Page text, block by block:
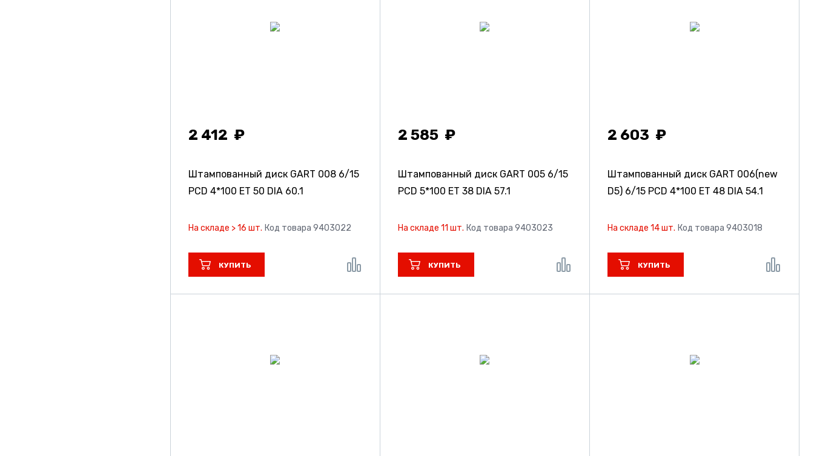
2 412
Штампованный диск GART 008 6/15
PCD 4*100 ET 50 DIA 60.1
На складе > 16 шт. Код товара 9403022
КУПИТЬ
2 585
Штампованный диск GART 005 6/15
PCD 5*100 ET 38 DIA 57.1
На складе 11 шт. Код товара 9403023
КУПИТЬ
2 603
Штампованный диск GART 006(new
D5) 6/15 PCD 4*100 ET 48 DIA 54.1
На складе 14 шт. Код товара 9403018
КУПИТЬ